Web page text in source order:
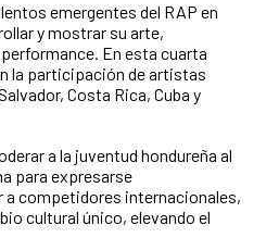
emergentes del RAP en
y mostrar su arte,
En esta cuarta
la participación de artistas
Costa Rica, Cuba y
a la juventud hondureña al
para expresarse
a competidores internacionales,
cultural único, elevando el